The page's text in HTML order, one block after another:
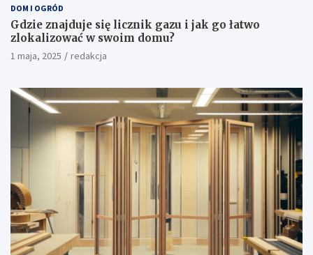
DOM I OGRÓD
Gdzie znajduje się licznik gazu i jak go łatwo
zlokalizować w swoim domu?
1 maja, 2025 redakcja